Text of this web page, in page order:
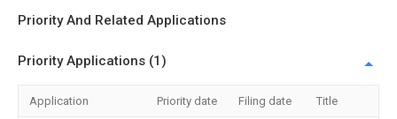
Priority And Related Applications
Priority Applications (1)
Application Priority date Filing date Title